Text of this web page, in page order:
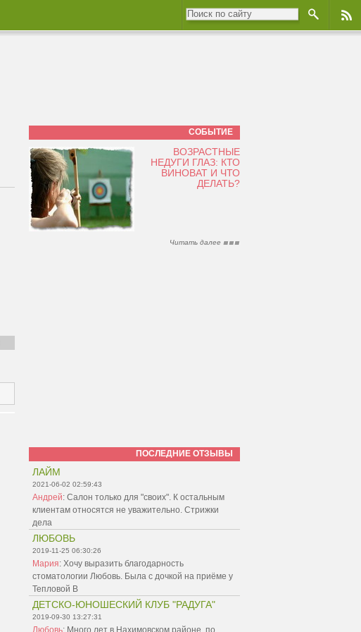
СОБЫТИЕ
ВОЗРАСТНЫЕ
НЕДУГИ ГЛАЗ: КТО
ВИНОВАТ И ЧТО
ДЕЛАТЬ?
Читать далее
ПОСЛЕДНИЕ ОТЗЫВЫ
ЛАЙМ
2021-06-02 02:59:43
Андрей: Салон только для "своих". К остальным
клиентам относятся не уважительно. Стрижки
дела
ЛЮБОВЬ
2019-11-25 06:30:26
Мария: Хочу выразить благодарность
стоматологии Любовь. Была с дочкой на приёме у
Тепловой В
ДЕТСКО-ЮНОШЕСКИЙ КЛУБ "РАДУГА"
2019-09-30 13:27:31
Любовь: Много лет в Нахимовском районе, по